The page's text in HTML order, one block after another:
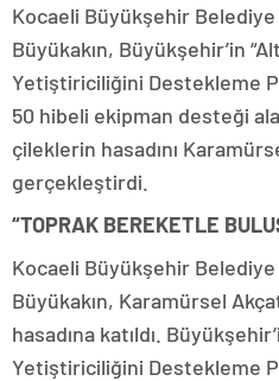
Kocaeli Büyükşehir Belediye
Büyükakın, Büyükşehir’in
Yetiştiriciliğini Destekleme
50 hibeli ekipman desteği
çileklerin hasadını
gerçekleştirdi.
“TOPRAK BEREKETLE
Kocaeli Büyükşehir Belediye
Büyükakın, Karamürsel
hasadına katıldı.
Yetiştiriciliğini Destekleme